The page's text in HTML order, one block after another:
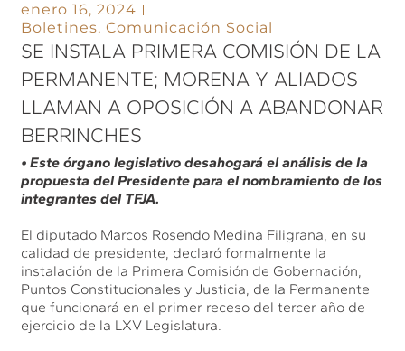
enero 16, 2024
Boletines,Comunicación Social
SE INSTALA PRIMERA COMISIÓN DE LA
PERMANENTE; MORENA Y ALIADOS
LLAMAN A OPOSICIÓN A ABANDONAR
BERRINCHES
• Este órgano legislativo desahogará el análisis de la
propuesta del Presidente para el nombramiento de los
integrantes del TFJA.
El diputado Marcos Rosendo Medina Filigrana, en su
calidad de presidente, declaró formalmente la
instalación de la Primera Comisión de Gobernación,
Puntos Constitucionales y Justicia, de la Permanente
que funcionará en el primer receso del tercer año de
ejercicio de la LXV Legislatura.